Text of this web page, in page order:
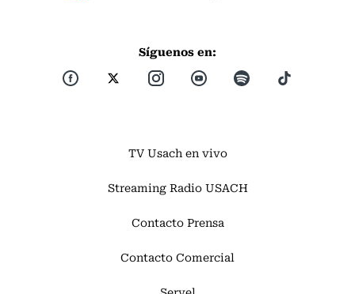
Síguenos en:
TV Usach en vivo
Streaming Radio USACH
Contacto Prensa
Contacto Comercial